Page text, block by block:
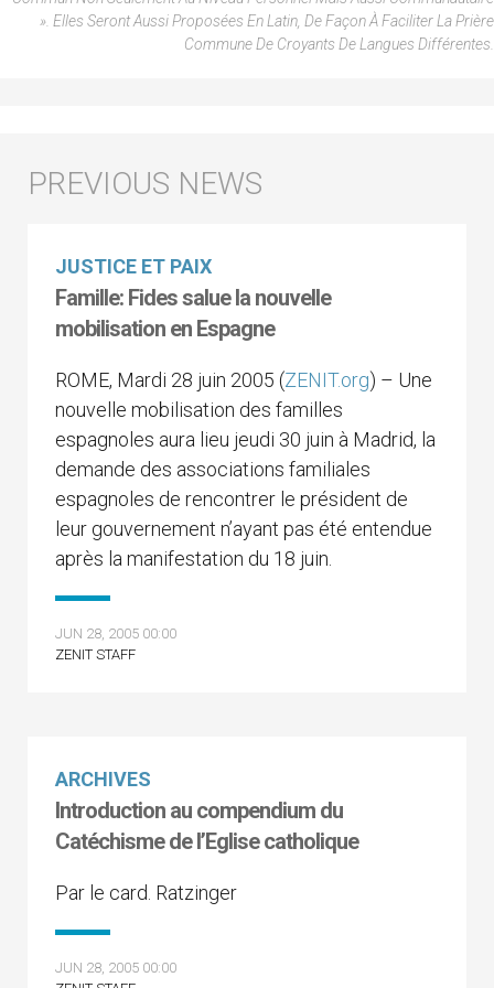
». Elles Seront Aussi Proposées En Latin, De Façon À Faciliter La Prière
Commune De Croyants De Langues Différentes.
JUSTICE ET PAIX
Famille: Fides salue la nouvelle
mobilisation en Espagne
ROME, Mardi 28 juin 2005 (ZENIT.org) – Une
nouvelle mobilisation des familles
espagnoles aura lieu jeudi 30 juin à Madrid, la
demande des associations familiales
espagnoles de rencontrer le président de
leur gouvernement n’ayant pas été entendue
après la manifestation du 18 juin.
JUN 28, 2005 00:00
ZENIT STAFF
ARCHIVES
Introduction au compendium du
Catéchisme de l’Eglise catholique
Par le card. Ratzinger
JUN 28, 2005 00:00